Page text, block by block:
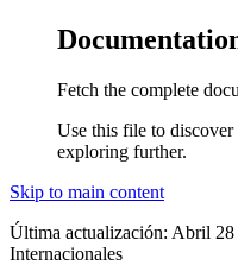
Fetch the complete
Use this file to
exploring further.
Skip to main content
Última actualización: Abril 28
Internacionales